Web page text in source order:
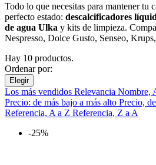
Todo lo que necesitas para mantener tu
perfecto estado: descalcificadores
de agua Ulka y kits de limpieza.
Nespresso, Dolce Gusto, Senseo,
Hay 10 productos.
Ordenar por:
Elegir
Los más vendidos Relevancia Nombre,
Precio: de más bajo a más alto Precio,
Referencia, A a Z Referencia, Z a A
-25%